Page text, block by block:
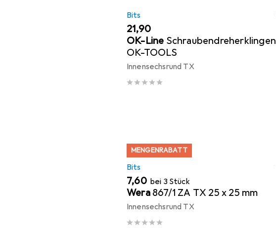
Bits
EUR
21,90
OK-Line Schraubendreherklingen
OK-TOOLS
Innensechsrund TX
MENGENRABATT
Bits
EUR
7,60 bei 3 Stück
Wera 867/1 ZA TX 25 x 25 mm
Innensechsrund TX